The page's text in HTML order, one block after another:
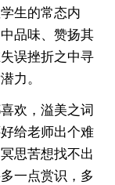
生的常态内
品味、赞扬其
误挫折之中寻
力。
欢，溢美之词
给老师出个难
思苦想找不出
一点赏识，多